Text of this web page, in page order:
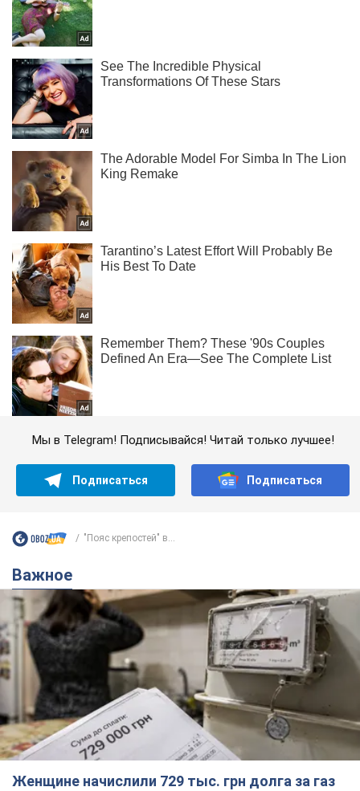
Мы в Telegram! Подписывайся! Читай только лучшее!
Подписаться Подписаться
"Пояс крепостей" в...
Важное
Женщине начислили 729 тыс. грн долга за газ